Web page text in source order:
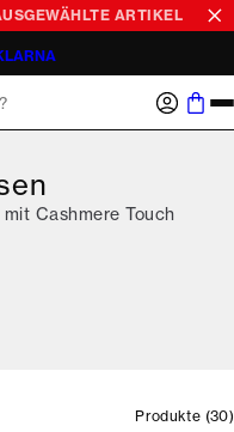
ARTIKEL
Cashmere Touch
Produkte (30)